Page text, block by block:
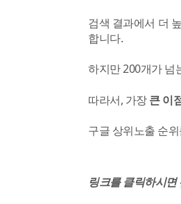
검색 결과에서 더
합니다.
하지만 200개가 넘
따라서, 가장큰 이
구글 상위노출 순
링크를 클릭하시